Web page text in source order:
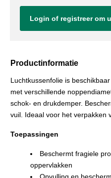
Login of registreer om
Productinformatie
Luchtkussenfolie is
met verschillende
schok- en drukdemper.
vuil. Ideaal voor het verpakken
Toepassingen
Beschermt fragiele
oppervlakken